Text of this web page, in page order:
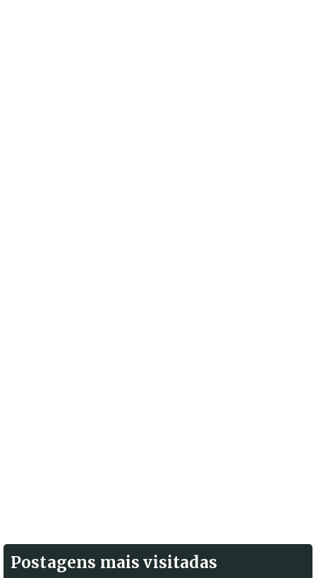
Postagens mais visitadas